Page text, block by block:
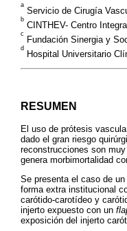
a
Servicio de Cirugía
b
CINTHEV- Centro
c
Fundación Sinergia y
d
Hospital Universitario
RESUMEN
El uso de prótesis
dado el gran riesgo
reconstrucciones son
genera morbimortalidad
Se presenta el caso de
forma extra institucional
carótido-carotídeo y
injerto expuesto con un
exposición del injerto